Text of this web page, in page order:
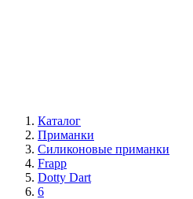
Каталог
Приманки
Силиконовые приманки
Frapp
Dotty Dart
6